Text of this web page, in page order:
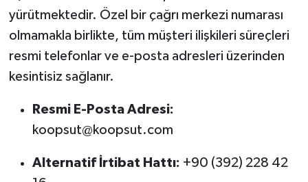
yürütmektedir. Özel bir çağrı merkezi numarası
olmamakla birlikte, tüm müşteri ilişkileri süreçleri
resmi telefonlar ve e-posta adresleri üzerinden
kesintisiz sağlanır.
Resmi E-Posta Adresi:
koopsut@koopsut.com
Alternatif İrtibat Hattı: +90 (392) 228 42